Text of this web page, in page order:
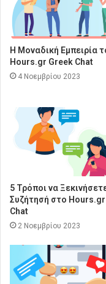
Η Μοναδική Εμπειρία
Hours.gr Greek Chat
4 Νοεμβρίου 2023
5 Τρόποι να
Συζήτησή στο
Chat
2 Νοεμβρίου 2023